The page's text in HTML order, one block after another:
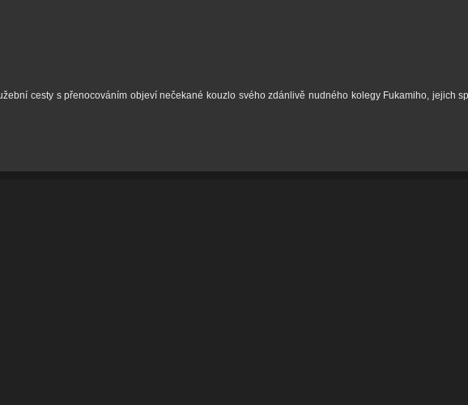
cesty s přenocováním objeví nečekané kouzlo svého zdánlivě nudného kolegy Fukamiho, jejich